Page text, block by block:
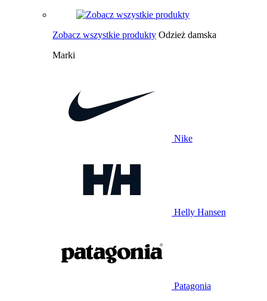
Zobacz wszystkie produkty Odzież damska
Marki
Nike
Helly Hansen
Patagonia